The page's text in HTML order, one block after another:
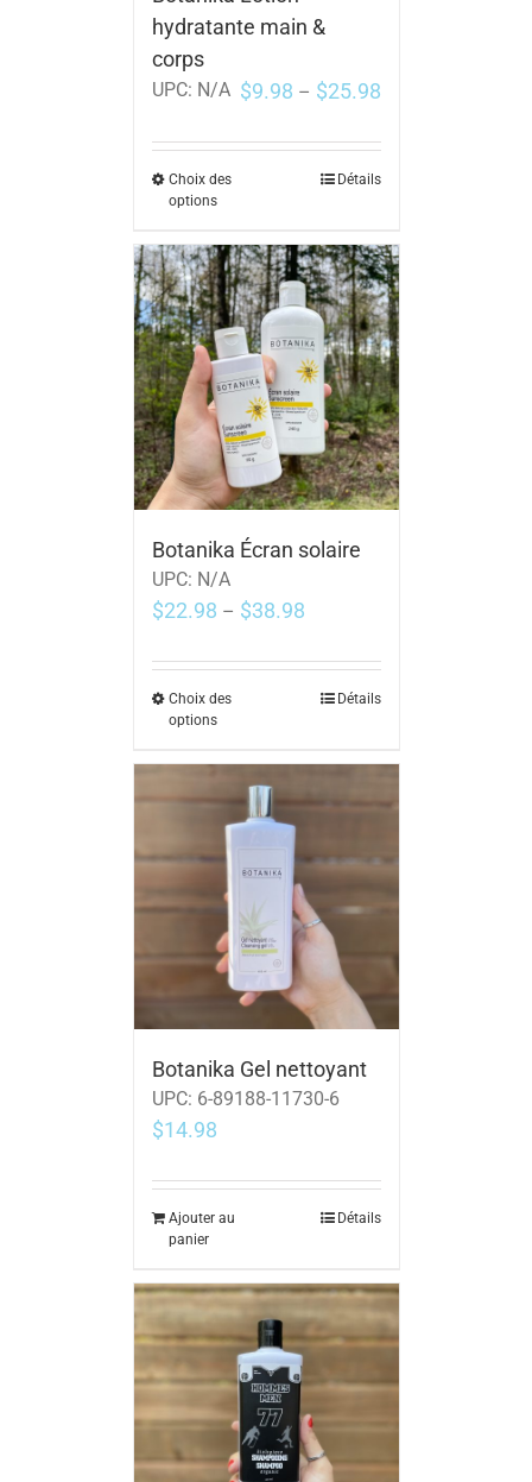
hydratante main &
corps
UPC: N/A $9.98 – $25.98
Choix des
options
Détails
Botanika Écran solaire
UPC: N/A
$22.98 – $38.98
Choix des
options
Détails
Botanika Gel nettoyant
UPC: 6-89188-11730-6
$14.98
Ajouter au
panier
Détails